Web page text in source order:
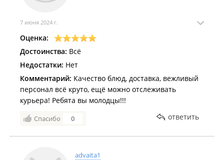
7 июня 2024 г.
Оценка:
Достоинства: Всё
Недостатки: Нет
Комментарий: Качество блюд, доставка, вежливый
персонал всё круто, ещё можно отслеживать
курьера! Ребята вы молодцы!!!
Спасибо 0 ответить
advaita1